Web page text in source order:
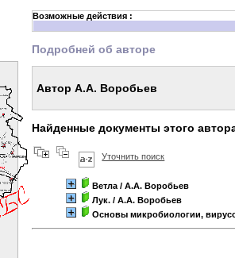
Возможные действия :
Подробней об авторе
Автор А.А. Воробьев
Найденные документы этого
Уточнить поиск
Ветла / А.А. Воробьев
Лук. / А.А. Воробьев
Основы микробиологии,